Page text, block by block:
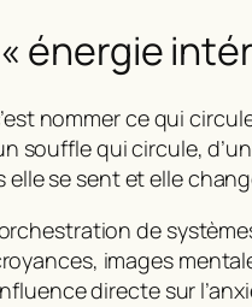
énergie
nommer ce qui
souffle qui circule,
elle se sent et elle
de
images
directe sur